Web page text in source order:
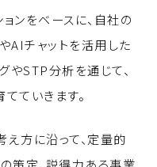
ンをベースに、自社の
AIチャットを活用した
やSTP分析を通じて、
ていきます。
方に沿って、定量的